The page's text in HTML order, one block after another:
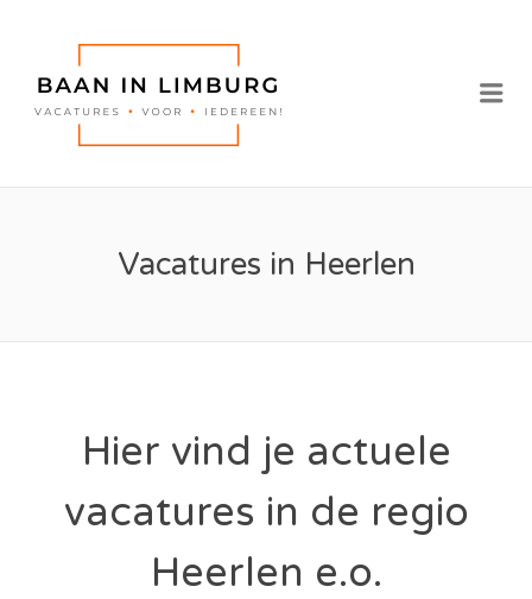
VACATURES IN
Vacatures in Heerlen
Hier vind je actuele
vacatures in de regio
Heerlen e.o.